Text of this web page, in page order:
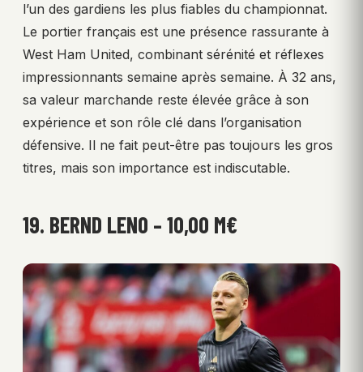
l’un des gardiens les plus fiables du championnat.
Le portier français est une présence rassurante à
West Ham United, combinant sérénité et réflexes
impressionnants semaine après semaine. À 32 ans,
sa valeur marchande reste élevée grâce à son
expérience et son rôle clé dans l’organisation
défensive. Il ne fait peut-être pas toujours les gros
titres, mais son importance est indiscutable.
19. BERND LENO – 10,00 M€